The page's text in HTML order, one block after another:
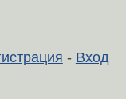
- Вход